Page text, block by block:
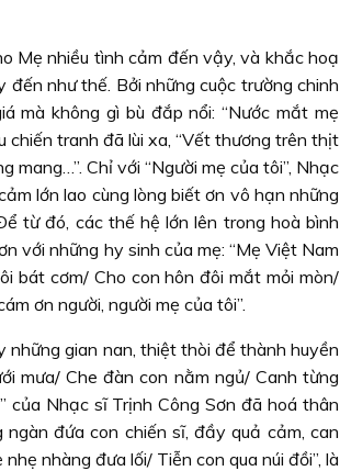
Mẹ nhiều tình cảm đến vậy, và khắc hoạ
như thế. Bởi những cuộc trường chinh
mà không gì bù đắp nổi: “Nước mắt mẹ
chiến tranh đã lùi xa, “Vết thương trên thịt
Chỉ với “Người mẹ của tôi”, Nhạc
lớn lao cùng lòng biết ơn vô hạn những
từ đó, các thế hệ lớn lên trong hoà bình
với những hy sinh của mẹ: “Mẹ Việt Nam
bát cơm/ Cho con hôn đôi mắt mỏi mòn/
ơn người, người mẹ của tôi”.
những gian nan, thiệt thòi để thành huyền
mưa/ Che đàn con nằm ngủ/ Canh từng
của Nhạc sĩ Trịnh Công Sơn đã hoá thân
đứa con chiến sĩ, đầy quả cảm, can
nhàng đưa lối/ Tiễn con qua núi đồi”, là